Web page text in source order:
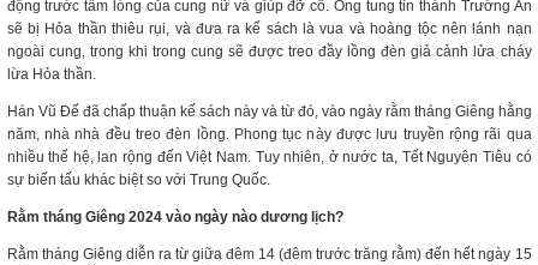
động trước tấm lòng của cung nữ và giúp đỡ cô. Ông tung tin thành Trường An
sẽ bị Hỏa thần thiêu rụi, và đưa ra kế sách là vua và hoàng tộc nên lánh nạn
ngoài cung, trong khi trong cung sẽ được treo đầy lồng đèn giả cảnh lửa cháy
lừa Hỏa thần.
Hán Vũ Đế đã chấp thuận kế sách này và từ đó, vào ngày rằm tháng Giêng hằng
năm, nhà nhà đều treo đèn lồng. Phong tục này được lưu truyền rộng rãi qua
nhiều thế hệ, lan rộng đến Việt Nam. Tuy nhiên, ở nước ta, Tết Nguyên Tiêu có
sự biến tấu khác biệt so với Trung Quốc.​​
Rằm tháng Giêng 2024 vào ngày nào dương lịch?
Rằm tháng Giêng diễn ra từ giữa đêm 14 (đêm trước trăng rằm) đến hết ngày 15